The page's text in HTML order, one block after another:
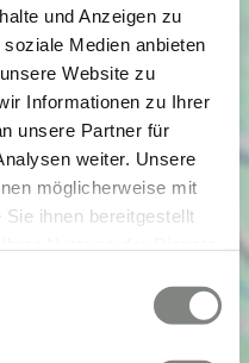
und Anzeigen zu
Medien anbieten
Website zu
Informationen zu Ihrer
unsere Partner für
weiter. Unsere
möglicherweise mit
ihnen bereitgestellt
weiterhin nutzen.